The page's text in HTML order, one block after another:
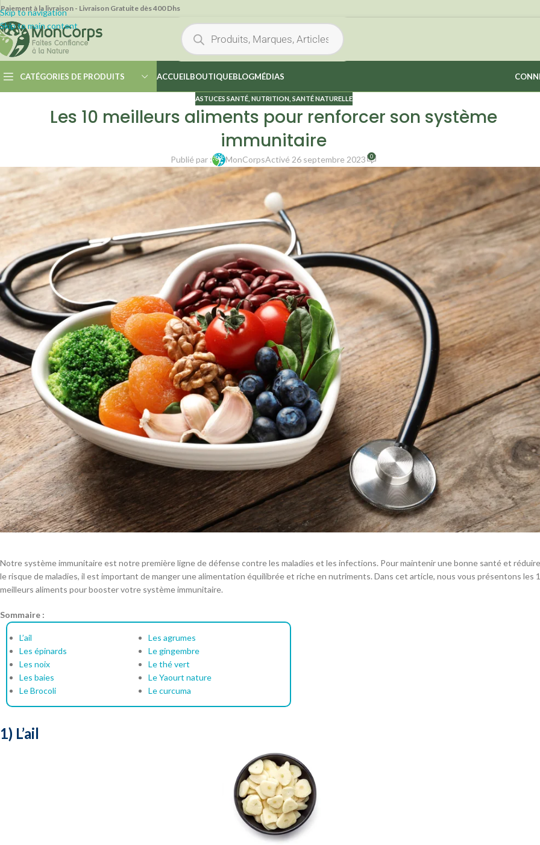
Skip to navigation
Skip to main content
Paiement à la livraison - Livraison Gratuite dès 400 Dhs
CATÉGORIES DE PRODUITS ACCUEILBOUTIQUEBLOGMÉDIAS
ASTUCES SANTÉ, NUTRITION SANTÉ NATURELLE
Les 10 meilleurs aliments pour renforcer son système
immunitaire
Publié par : MonCorpsActivé 26 septembre 2023 0
Notre système immunitaire est notre première ligne de défense contre les maladies et les infections. Pour maintenir une bonne santé et réduire
le risque de maladies, il est important de manger une alimentation équilibrée et riche en nutriments. Dans cet article, nous vous présentons les
meilleurs aliments pour booster votre système immunitaire.
Sommaire :
L’ail
Les épinards
Les noix
Les baies
Le Brocoli
Les agrumes
Le gingembre
Le thé vert
Le Yaourt nature
Le curcuma
1) L’ail